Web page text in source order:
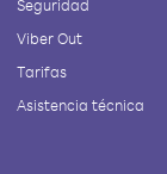
Seguridad
Viber Out
Tarifas
Asistencia técnica